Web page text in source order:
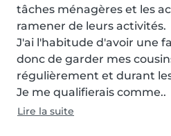
tâches ménagères et les
ramener de leurs activités.
J'ai l'habitude d'avoir une
donc de garder mes
régulièrement et durant
Je me qualifierais comme..
Lire la suite